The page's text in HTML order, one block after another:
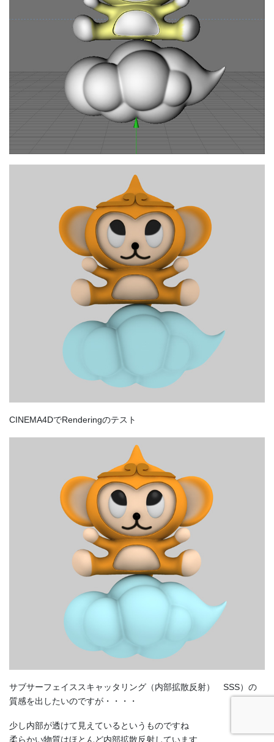
CINEMA4DでRenderingのテスト
サブサーフェイススキャッタリング（内部拡散反射） SSS）の
質感を出したいのですが・・・・
少し内部が透けて見えているというものですね
柔らかい物質はほとんど内部拡散反射しています